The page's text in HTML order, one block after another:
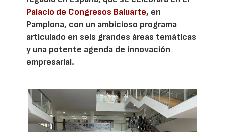
Palacio de Congresos Baluarte, en
Pamplona, con un ambicioso programa
articulado en seis grandes áreas temáticas
y una potente agenda de innovación
empresarial.